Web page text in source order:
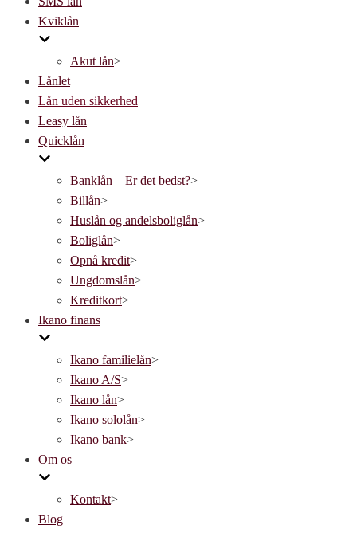
navigation
Kviklån
Akut lån>
Lånlet
Lån uden sikkerhed
Leasy lån
Quicklån
Banklån – Er det bedst?>
Billån>
Huslån og andelsboliglån>
Boliglån>
Opnå kredit>
Ungdomslån>
Kreditkort>
Ikano finans
Ikano familielån>
Ikano A/S>
Ikano lån>
Ikano sololån>
Ikano bank>
Om os
Kontakt>
Blog